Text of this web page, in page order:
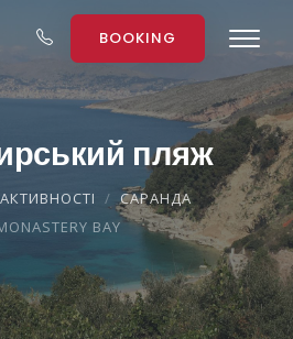
BOOKING
пляж
АКТИВНОСТІ
САРАНДА
BAY